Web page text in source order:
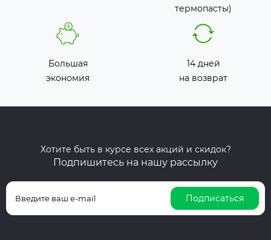
термопасты)
Большая
экономия
14 дней
на возврат
Хотите быть в курсе всех акций и скидок?
Подпишитесь на нашу рассылку
Подписаться